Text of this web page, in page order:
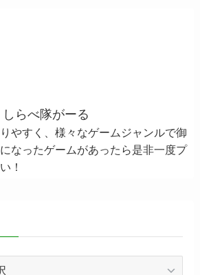
しらべ隊がーる
やすく、様々なゲームジャンルで御
なったゲームがあったら是非一度プ
！